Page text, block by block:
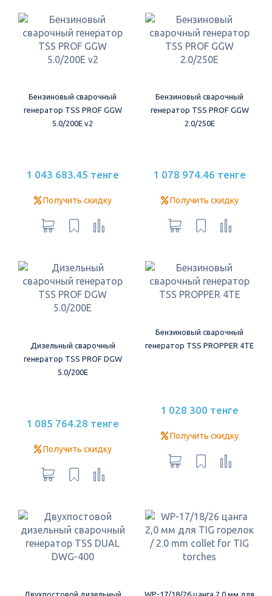
Бензиновый сварочный
генератор TSS PROF GGW
5.0/200E v2
1 043 683.45 тенге
Получить скидку
Бензиновый сварочный
генератор TSS PROF GGW
2.0/250E
1 078 974.46 тенге
Получить скидку
Дизельный сварочный
генератор TSS PROF DGW
5.0/200E
1 085 764.28 тенге
Получить скидку
Бензиновый сварочный
генератор TSS PROPPER 4TE
1 028 300 тенге
Получить скидку